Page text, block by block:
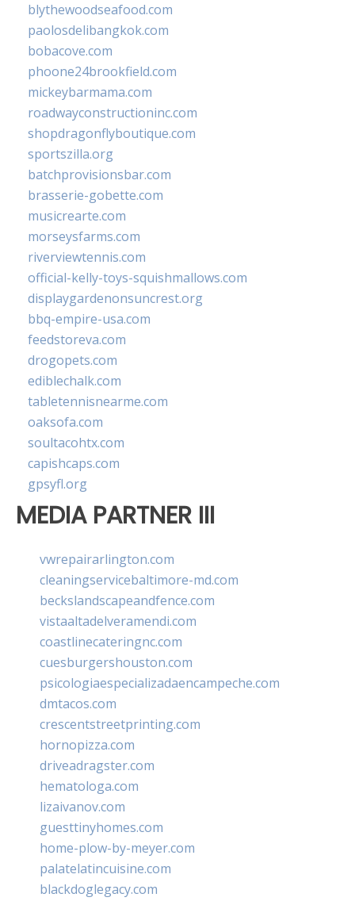
blythewoodseafood.com
paolosdelibangkok.com
bobacove.com
phoone24brookfield.com
mickeybarmama.com
roadwayconstructioninc.com
shopdragonflyboutique.com
sportszilla.org
batchprovisionsbar.com
brasserie-gobette.com
musicrearte.com
morseysfarms.com
riverviewtennis.com
official-kelly-toys-squishmallows.com
displaygardenonsuncrest.org
bbq-empire-usa.com
feedstoreva.com
drogopets.com
ediblechalk.com
tabletennisnearme.com
oaksofa.com
soultacohtx.com
capishcaps.com
gpsyfl.org
MEDIA PARTNER III
vwrepairarlington.com
cleaningservicebaltimore-md.com
beckslandscapeandfence.com
vistaaltadelveramendi.com
coastlinecateringnc.com
cuesburgershouston.com
psicologiaespecializadaencampeche.com
dmtacos.com
crescentstreetprinting.com
hornopizza.com
driveadragster.com
hematologa.com
lizaivanov.com
guesttinyhomes.com
home-plow-by-meyer.com
palatelatincuisine.com
blackdoglegacy.com